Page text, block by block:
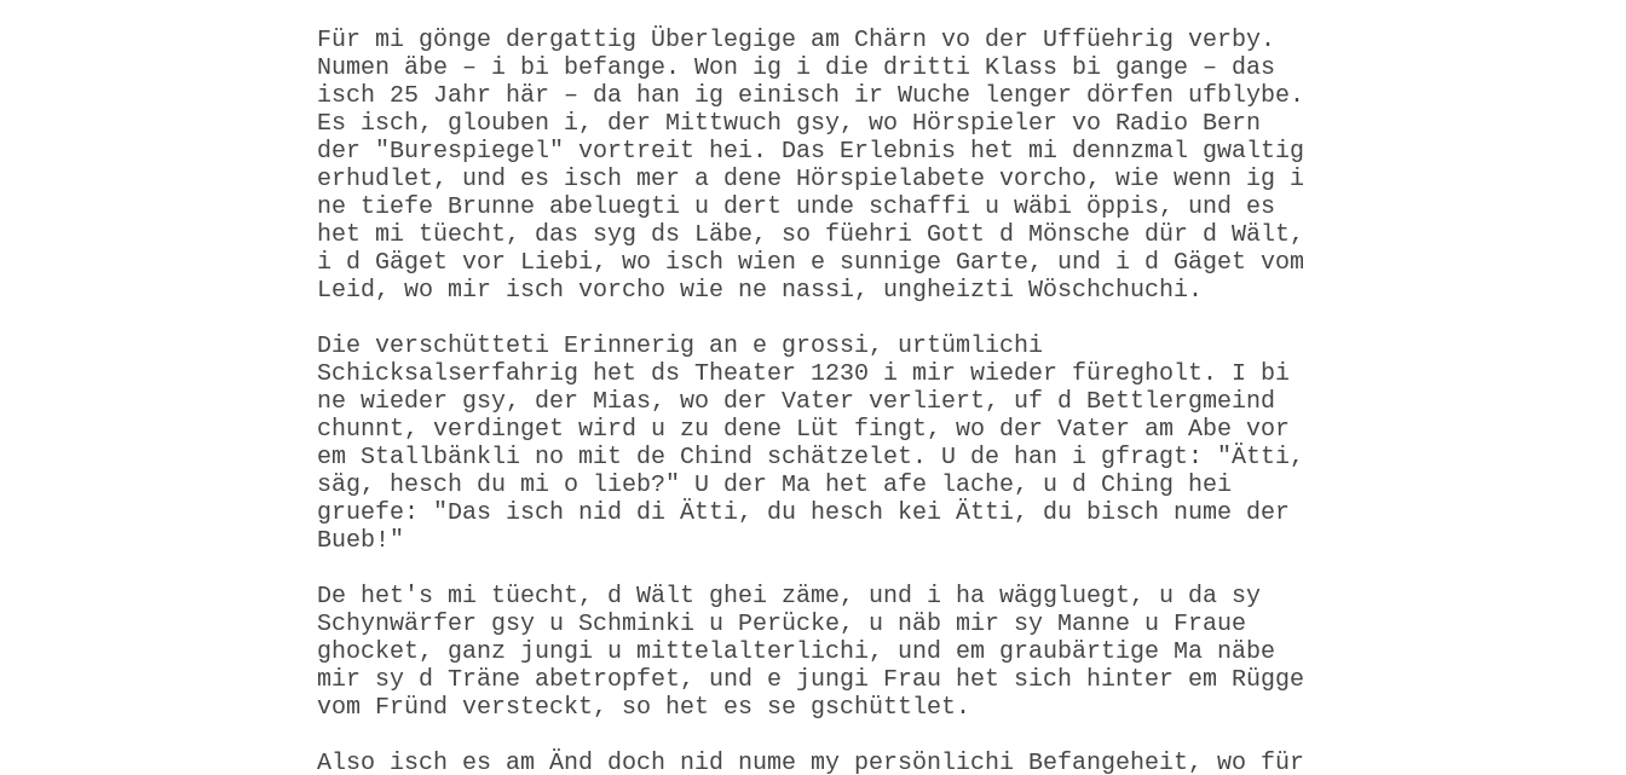
Für mi gönge dergattig Überlegige am Chärn vo der Uffüehrig verby.
Numen äbe – i bi befange. Won ig i die dritti Klass bi gange – das
isch 25 Jahr här – da han ig einisch ir Wuche lenger dörfen ufblybe.
Es isch, glouben i, der Mittwuch gsy, wo Hörspieler vo Radio Bern
der "Burespiegel" vortreit hei. Das Erlebnis het mi dennzmal gwaltig
erhudlet, und es isch mer a dene Hörspielabete vorcho, wie wenn ig i
ne tiefe Brunne abeluegti u dert unde schaffi u wäbi öppis, und es
het mi tüecht, das syg ds Läbe, so füehri Gott d Mönsche dür d Wält,
i d Gäget vor Liebi, wo isch wien e sunnige Garte, und i d Gäget vom
Leid, wo mir isch vorcho wie ne nassi, ungheizti Wöschchuchi.
Die verschütteti Erinnerig an e grossi, urtümlichi
Schicksalserfahrig het ds Theater 1230 i mir wieder füregholt. I bi
ne wieder gsy, der Mias, wo der Vater verliert, uf d Bettlergmeind
chunnt, verdinget wird u zu dene Lüt fingt, wo der Vater am Abe vor
em Stallbänkli no mit de Chind schätzelet. U de han i gfragt: "Ätti,
säg, hesch du mi o lieb?" U der Ma het afe lache, u d Ching hei
gruefe: "Das isch nid di Ätti, du hesch kei Ätti, du bisch nume der
Bueb!"
De het's mi tüecht, d Wält ghei zäme, und i ha wäggluegt, u da sy
Schynwärfer gsy u Schminki u Perücke, u näb mir sy Manne u Fraue
ghocket, ganz jungi u mittelalterlichi, und em graubärtige Ma näbe
mir sy d Träne abetropfet, und e jungi Frau het sich hinter em Rügge
vom Fründ versteckt, so het es se gschüttlet.
Also isch es am Änd doch nid nume my persönlichi Befangeheit, wo für